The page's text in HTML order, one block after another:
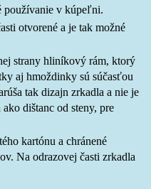
používanie v kúpeľni.
otvorené a je tak možné
strany hliníkový rám, ktorý
aj hmoždinky sú súčasťou
tak dizajn zrkadla a nie je
dištanc od steny, pre
kartónu a chránené
Na odrazovej časti zrkadla